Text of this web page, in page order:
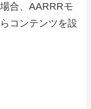
合、AARRRモ
コンテンツを設